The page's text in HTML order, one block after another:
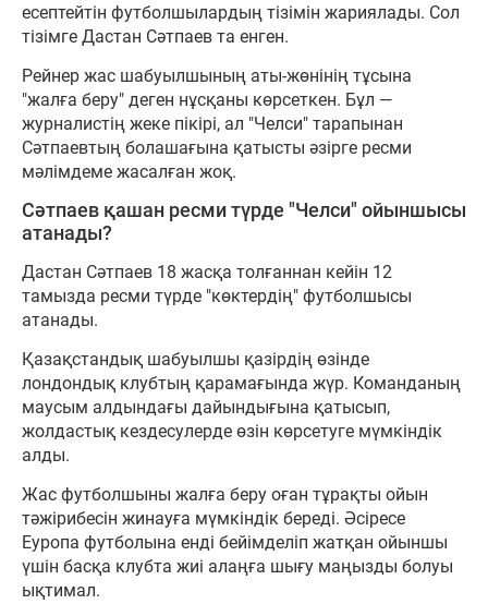
есептейтін футболшылардың тізімін жариялады. Сол
тізімге Дастан Сәтпаев та енген.
Рейнер жас шабуылшының аты-жөнінің тұсына
"жалға беру" деген нұсқаны көрсеткен. Бұл —
журналистің жеке пікірі, ал "Челси" тарапынан
Сәтпаевтың болашағына қатысты әзірге ресми
мәлімдеме жасалған жоқ.
Сәтпаев қашан ресми түрде "Челси" ойыншысы
атанады?
Дастан Сәтпаев 18 жасқа толғаннан кейін 12
тамызда ресми түрде "көктердің" футболшысы
атанады.
Қазақстандық шабуылшы қазірдің өзінде
лондондық клубтың қарамағында жүр. Команданың
маусым алдындағы дайындығына қатысып,
жолдастық кездесулерде өзін көрсетуге мүмкіндік
алды.
Жас футболшыны жалға беру оған тұрақты ойын
тәжірибесін жинауға мүмкіндік береді. Әсіресе
Еуропа футболына енді бейімделіп жатқан ойыншы
үшін басқа клубта жиі алаңға шығу маңызды болуы
ықтимал.